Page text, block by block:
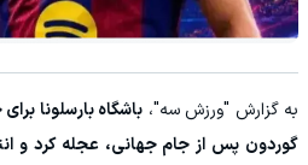
به گزارش "ورزش سه"، باشگاه بارسلونا